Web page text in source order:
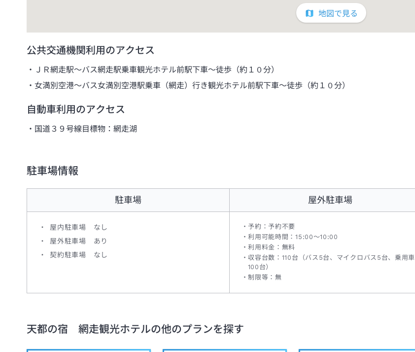
地図で見る
公共交通機関利用のアクセス
ＪＲ網走駅～バス網走駅乗車観光ホテル前駅下車～徒歩（約１０分）
女満別空港～バス女満別空港駅乗車（網走）行き観光ホテル前駅下車～徒歩（約１０分）
自動車利用のアクセス
国道３９号線目標物：網走湖
駐車場情報
駐車場
屋内駐車場 なし
屋外駐車場 あり
契約駐車場 なし
屋外駐車場
予約：予約不要
利用可能時間：15:00～10:00
利用料金：無料
収容台数：110台（バス5台、マイクロバス5台、乗用車
100台）
制限等：無
天都の宿 網走観光ホテルの他のプランを探す